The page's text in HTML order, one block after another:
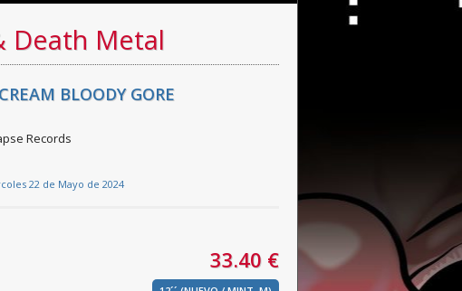
Death Metal
BLOODY GORE
Records
22 de Mayo de 2024
33.40 €